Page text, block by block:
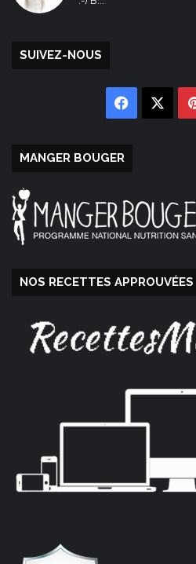
SUIVEZ-NOUS
Facebook
MANGER BOUGER
NOS RECETTES APPROUVÉES